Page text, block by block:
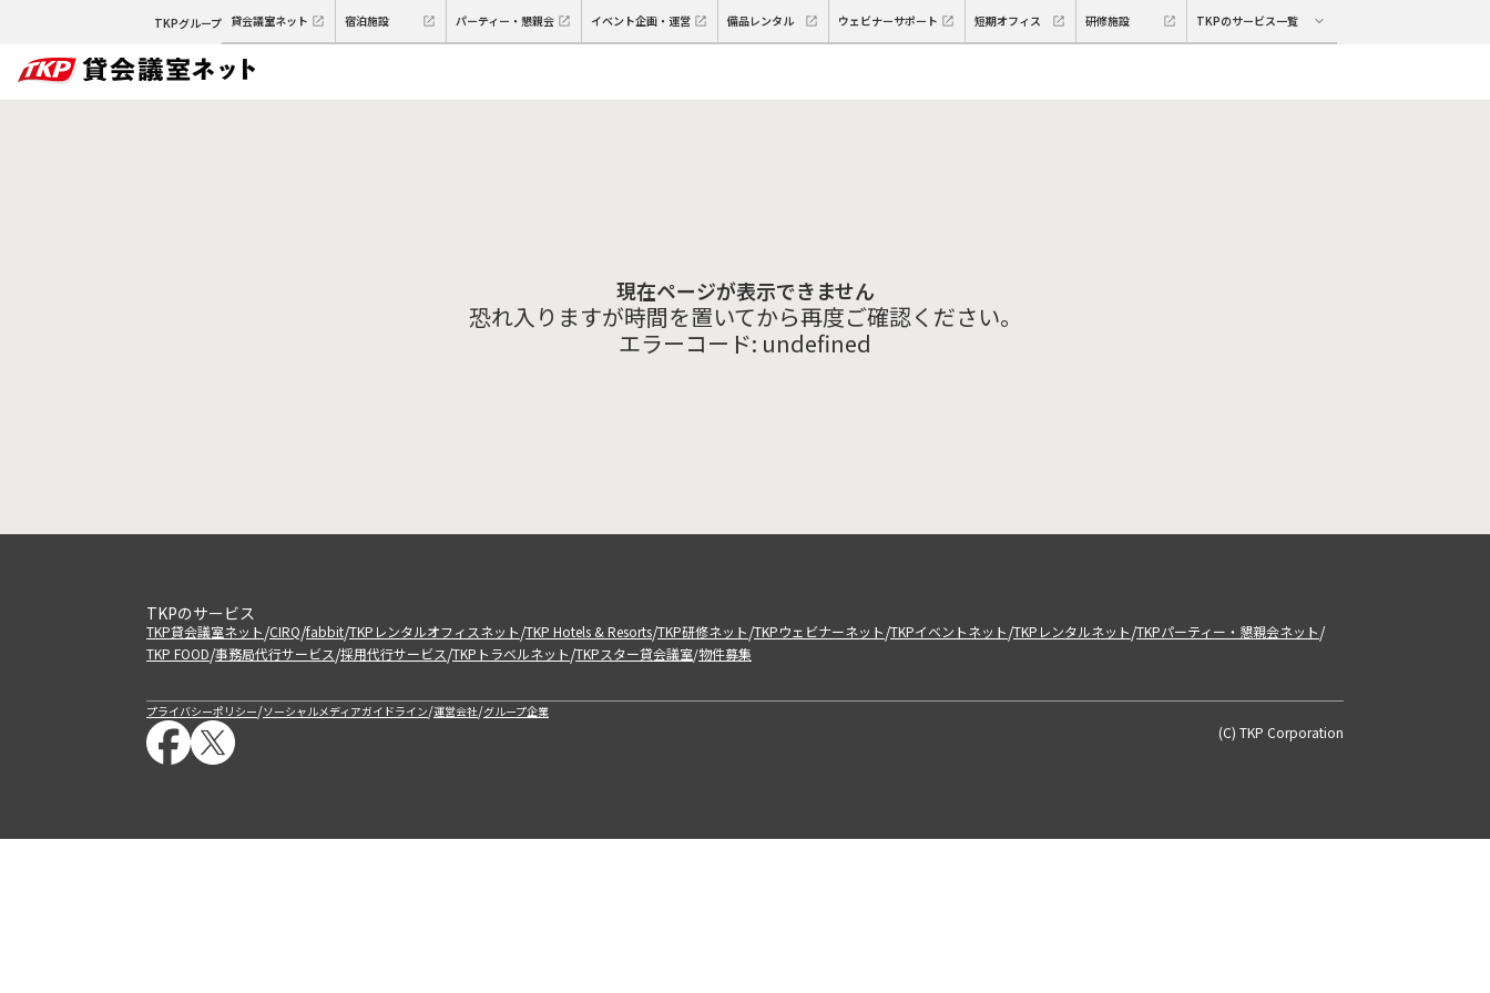
TKPグループ 貸会議室ネット 宿泊施設 パーティー・懇親会 イベント企画・運営 備品レンタル ウェビナーサポート 短期オフィス 研修施設 TKPのサービス一覧
現在ページが表示できません
恐れ入りますが時間を置いてから再度ご確認ください。
エラーコード: undefined
TKPのサービス
TKP貸会議室ネット/CIRQ/fabbit/TKPレンタルオフィスネット/TKP Hotels & Resorts/TKP研修ネット/TKPウェビナーネット/TKPイベントネット/TKPレンタルネット/TKPパーティー・懇親会ネット/
TKP FOOD/事務局代行サービス/採用代行サービス/TKPトラベルネット/TKPスター貸会議室/物件募集
プライバシーポリシー/ソーシャルメディアガイドライン/運営会社/グループ企業
(C) TKP Corporation